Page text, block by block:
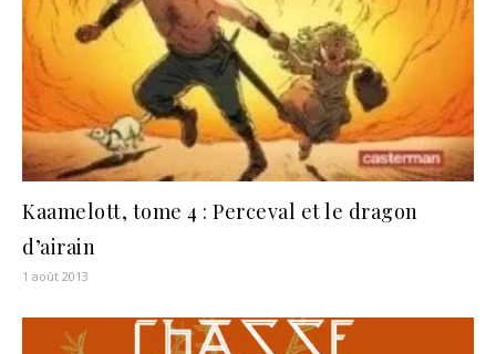
Kaamelott, tome 4 : Perceval et le dragon
d’airain
1 août 2013